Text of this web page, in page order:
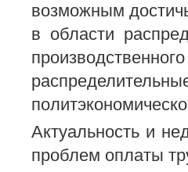
возможным
в области
Актуальность и
проблем оплаты